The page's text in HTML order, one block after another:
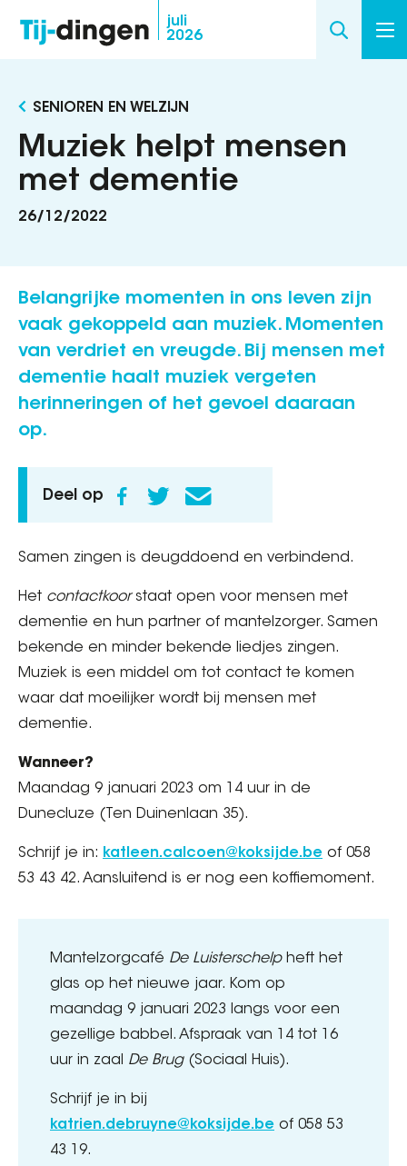
inhoud
gaan
juli
2026
SENIOREN EN WELZIJN
Muziek helpt mensen
met dementie
26/12/2022
Belangrijke momenten in ons leven zijn
vaak gekoppeld aan muziek. Momenten
van verdriet en vreugde. Bij mensen met
dementie haalt muziek vergeten
herinneringen of het gevoel daaraan
op.
Deel op
Samen zingen is deugddoend en verbindend.
Het contactkoorstaat open voor mensen met
dementie en hun partner of mantelzorger. Samen
bekende en minder bekende liedjes zingen.
Muziek is een middel om tot contact te komen
waar dat moeilijker wordt bij mensen met
dementie.
Wanneer?
Maandag 9 januari 2023 om 14 uur in de
Dunecluze (Ten Duinenlaan 35).
Schrijf je in: katleen.calcoen@koksijde.be of 058
53 43 42. Aansluitend is er nog een koffiemoment.
Mantelzorgcafé De Luisterschelpheft het
glas op het nieuwe jaar. Kom op
maandag 9 januari 2023 langs voor een
gezellige babbel. Afspraak van 14 tot 16
uur in zaal De Brug(Sociaal Huis).
Schrijf je in bij
katrien.debruyne@koksijde.be of 058 53
43 19.